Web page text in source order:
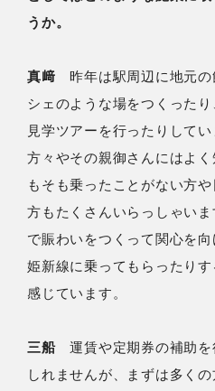
うか。
真﨑 昨年は駅周辺に地元の
シェのような場をつくった
見学ツアーを行ったりして
方々やその親御さんにはよ
もそも乗ったことがない方
方もたくさんいらっしゃい
で賑わいをつくって関心を
姫新線に乗ってもらったり
感じています。
三船運賃や定期券の補助を
しれませんが、まずは多く